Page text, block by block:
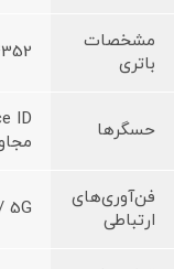
مشخصات
باتری
4352 میلی
حسگرها
فن‌آوری‌های
ارتباطی
5G